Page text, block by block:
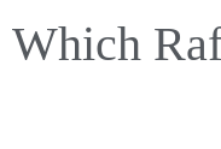
Which